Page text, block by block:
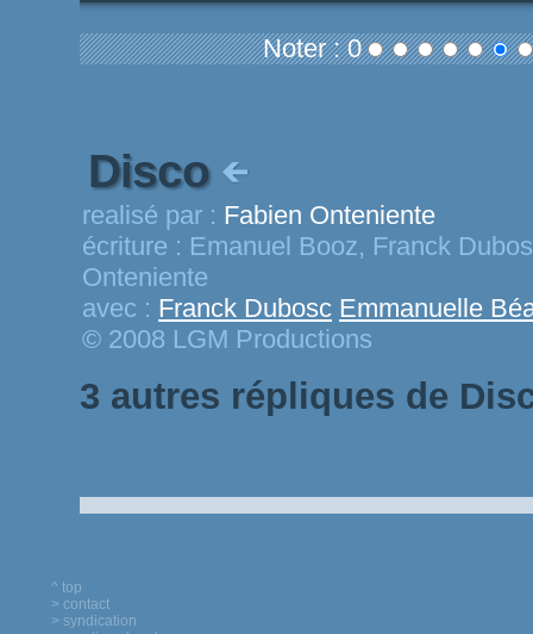
Noter : 0
Disco
realisé par : Fabien Onteniente
écriture : Emanuel Booz, Franck
Onteniente
avec : Franck Dubosc Emmanuelle
© 2008 LGM Productions
3 autres répliques de
^ top
> contact
> syndication